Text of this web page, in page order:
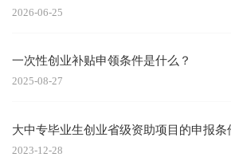
2026-06-25
一次性创业补贴申领条件是什么？
2025-08-27
大中专毕业生创业省级资助项目的申报条
2023-12-28